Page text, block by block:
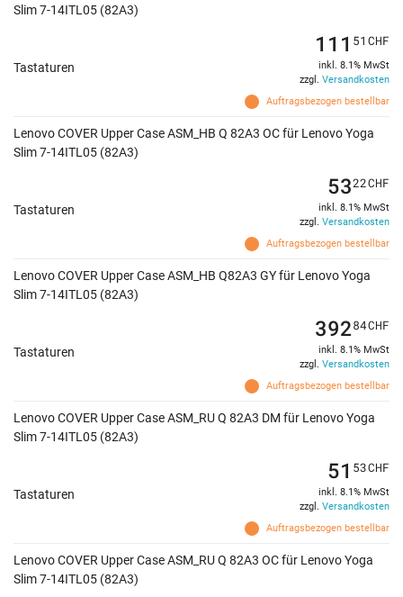
Slim 7-14ITL05 (82A3)
Tastaturen
Auftragsbezogen bestellbar
111 51 CHF
inkl. 8.1% MwSt
zzgl. Versandkosten
Lenovo COVER Upper Case ASM_HB Q 82A3 OC für Lenovo Yoga
Slim 7-14ITL05 (82A3)
Tastaturen
Auftragsbezogen bestellbar
5322CHF
inkl. 8.1% MwSt
zzgl. Versandkosten
Lenovo COVER Upper Case ASM_HB Q82A3 GY für Lenovo Yoga
Slim 7-14ITL05 (82A3)
Tastaturen
Auftragsbezogen bestellbar
39284CHF
inkl. 8.1% MwSt
zzgl. Versandkosten
Lenovo COVER Upper Case ASM_RU Q 82A3 DM für Lenovo Yoga
Slim 7-14ITL05 (82A3)
Tastaturen
Auftragsbezogen bestellbar
51 53CHF
inkl. 8.1% MwSt
zzgl. Versandkosten
Lenovo COVER Upper Case ASM_RU Q 82A3 OC für Lenovo Yoga
Slim 7-14ITL05 (82A3)